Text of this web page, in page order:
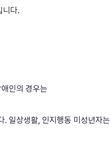
니다.
인의 경우는
. 일상생활, 인지행동 미성년자는